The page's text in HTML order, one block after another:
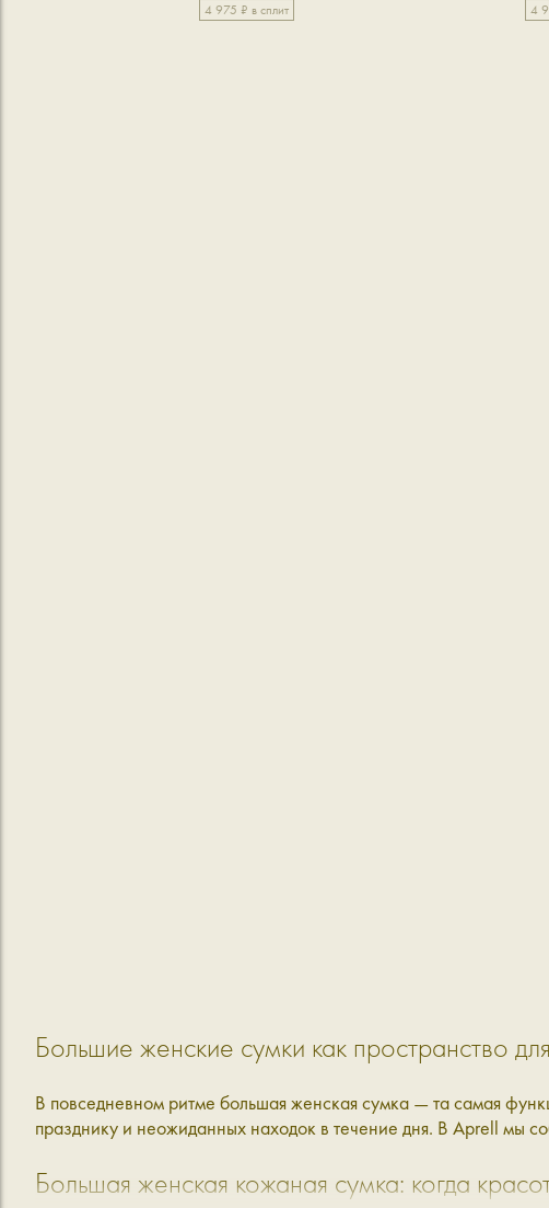
4 975 ₽ в сплит 4
Большие женские сумки как пространство
В повседневном ритме большая женская сумка — та самая
празднику и неожиданных находок в течение дня. В Aprell мы
Большая женская кожаная сумка: когда